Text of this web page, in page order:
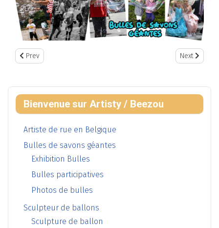
Bienvenue sur Artisty / Beezou
Artiste de rue en Belgique
Bulles de savons géantes
Exhibition Bulles
Bulles participatives
Photos de bulles
Sculpteur de ballons
Sculpture de ballon
Previous article: Les bulles de savons géantes et la MODE BELGE
Prev Next article:
Next